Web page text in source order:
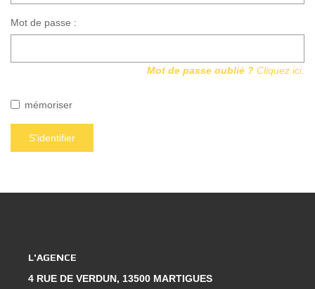
Mot de passe :
Mot de passe oublié ? Cliquez ici.
mémoriser
S'identifier
L'AGENCE
4 RUE DE VERDUN, 13500 MARTIGUES